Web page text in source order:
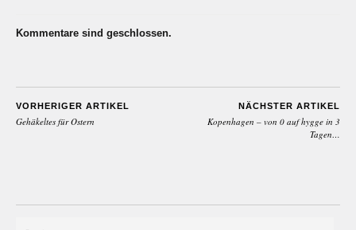
Kommentare sind geschlossen.
VORHERIGER ARTIKEL
Gehäkeltes für Ostern
NÄCHSTER ARTIKEL
Kopenhagen – von 0 auf hygge in 3
Tagen…